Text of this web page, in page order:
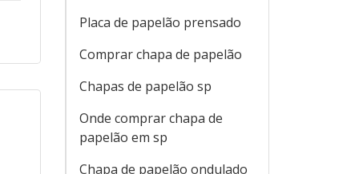
Placa de papelão prensado
Comprar chapa de papelão
Chapas de papelão sp
Onde comprar chapa de
papelão em sp
Chapa de papelão ondulado